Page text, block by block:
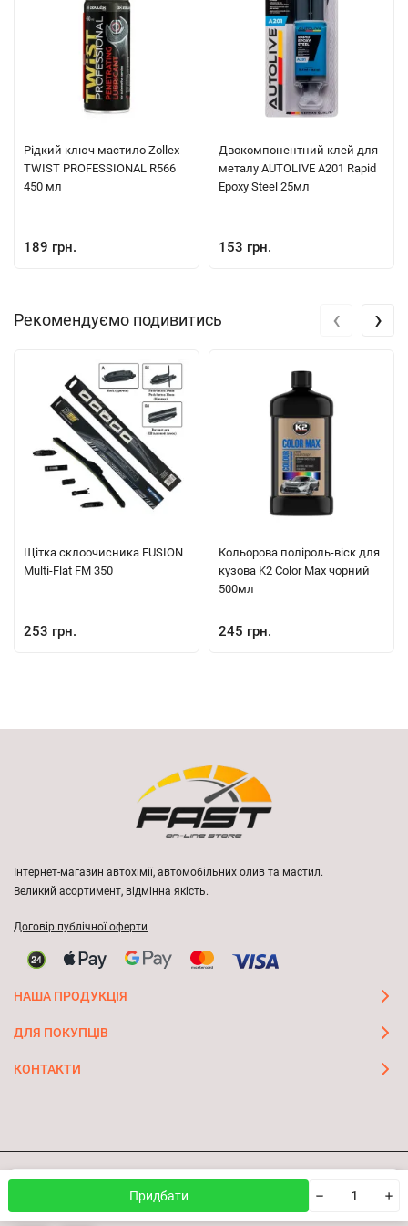
Придбати
Рiдкий ключ мастило Zollex
TWIST PROFESSIONAL R566
450 мл
189 грн.
Двокомпонентний клей для
металу AUTOLIVE A201 Rapid
Epoxy Steel 25мл
153 грн.
Рекомендуємо подивитись
Щітка склоочисника FUSION
Multi-Flat FM 350
253 грн.
Кольорова поліроль-віск для
кузова K2 Color Max чорний
500мл
245 грн.
‹ ›
Інтернет-магазин автохімії, автомобільних олив та мастил.
Великий асортимент, відмінна якість.
Договір публічної оферти
НАША ПРОДУКЦІЯ
ДЛЯ ПОКУПЦІВ
КОНТАКТИ